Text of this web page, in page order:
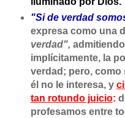
"Si de verdad
expresa como una
verdad",
implícitamente, la
verdad; pero, como
él no le interesa, y
tan rotundo juicio:
profesamos entre